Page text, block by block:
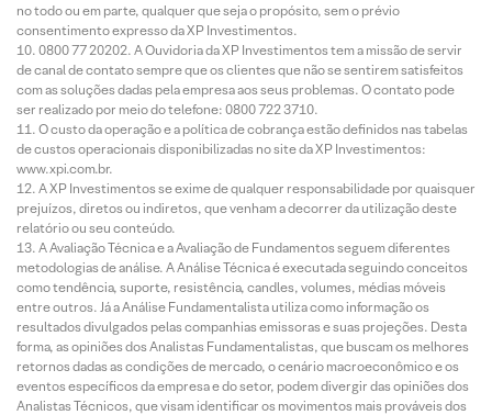
no todo ou em parte, qualquer que seja o propósito, sem o prévio
consentimento expresso da XP Investimentos.
0800 77 20202. A Ouvidoria da XP Investimentos tem a missão de servir
de canal de contato sempre que os clientes que não se sentirem satisfeitos
com as soluções dadas pela empresa aos seus problemas. O contato pode
ser realizado por meio do telefone: 0800 722 3710.
O custo da operação e a política de cobrança estão definidos nas tabelas
de custos operacionais disponibilizadas no site da XP Investimentos:
www.xpi.com.br.
A XP Investimentos se exime de qualquer responsabilidade por quaisquer
prejuízos, diretos ou indiretos, que venham a decorrer da utilização deste
relatório ou seu conteúdo.
A Avaliação Técnica e a Avaliação de Fundamentos seguem diferentes
metodologias de análise. A Análise Técnica é executada seguindo conceitos
como tendência, suporte, resistência, candles, volumes, médias móveis
entre outros. Já a Análise Fundamentalista utiliza como informação os
resultados divulgados pelas companhias emissoras e suas projeções. Desta
forma, as opiniões dos Analistas Fundamentalistas, que buscam os melhores
retornos dadas as condições de mercado, o cenário macroeconômico e os
eventos específicos da empresa e do setor, podem divergir das opiniões dos
Analistas Técnicos, que visam identificar os movimentos mais prováveis dos